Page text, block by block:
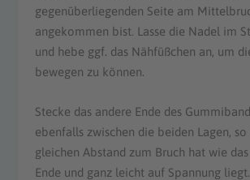
gegenüberliegenden Seite am
angekommen bist. Lasse die Nadel im
und hebe ggf. das Nähfüßchen an, um
bewegen zu können.
Stecke das andere Ende des
ebenfalls zwischen die beiden Lagen, so
gleichen Abstand zum Bruch hat wie
Ende und ganz leicht auf Spannung